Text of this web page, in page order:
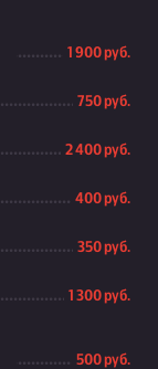
1 900 руб.
750 руб.
2 400 руб.
400 руб.
350 руб.
1 300 руб.
500 руб.